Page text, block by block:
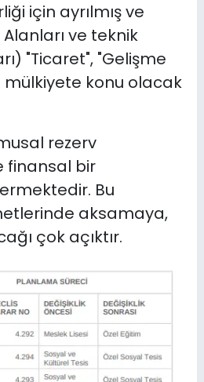
için ayrılmış ve
ve teknik
"Ticaret", "Gelişme
mülkiyete konu olacak
rezerv
finansal bir
Bu
aksamaya,
çok açıktır.